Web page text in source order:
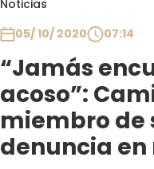
Noticias
05/ 10/ 2020
07:14
“Jamás
acoso”:
miembro de
denuncia en
Club De La
Contigo en Directo
Plan Perfecto
El Tiempo
Sabingo
Todos Los